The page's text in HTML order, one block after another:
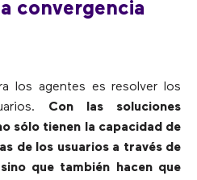
convergencia
los agentes es resolver los
Con las soluciones
sólo tienen la capacidad de
de los usuarios a través de
que también hacen que